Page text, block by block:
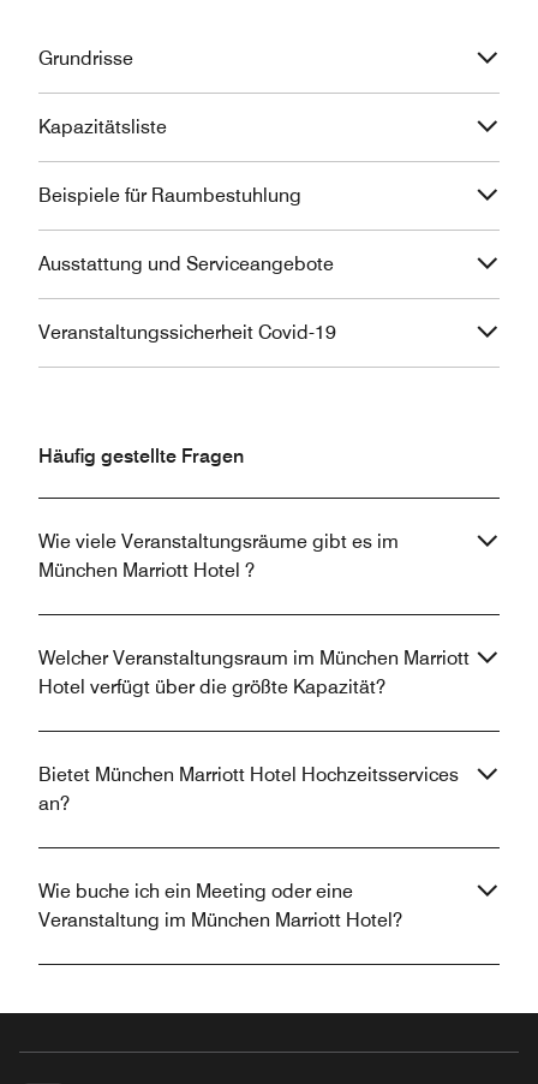
Grundrisse
Kapazitätsliste
Beispiele für Raumbestuhlung
Ausstattung und Serviceangebote
Veranstaltungssicherheit Covid-19
Häufig gestellte Fragen
Wie viele Veranstaltungsräume gibt es im
München Marriott Hotel ?
Welcher Veranstaltungsraum im München Marriott
Hotel verfügt über die größte Kapazität?
Bietet München Marriott Hotel Hochzeitsservices
an?
Wie buche ich ein Meeting oder eine
Veranstaltung im München Marriott Hotel?